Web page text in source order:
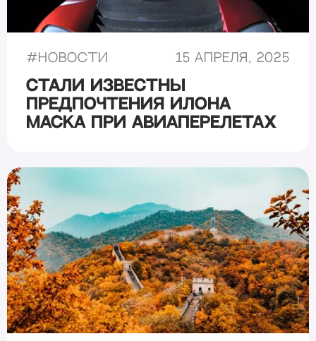
#Новости 15 апреля, 2025
Стали известны
предпочтения Илона
Маска при авиаперелетах